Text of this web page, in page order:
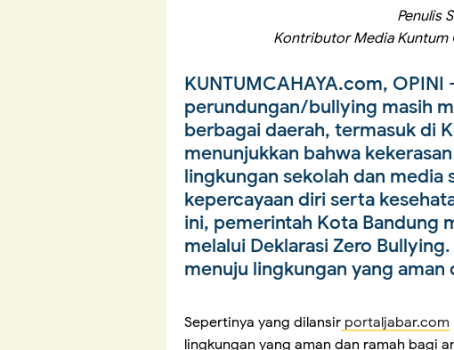
Penulis
Kontributor Media Kuntum
KUNTUMCAHAYA.com, OPINI
perundungan/bullying masih
berbagai daerah, termasuk di
menunjukkan bahwa
lingkungan sekolah dan media
kepercayaan diri serta
ini, pemerintah Kota Bandung
melalui Deklarasi Zero
menuju lingkungan yang aman
Sepertinya yang dilansir portaljabar.com
lingkungan yang aman dan ramah bagi